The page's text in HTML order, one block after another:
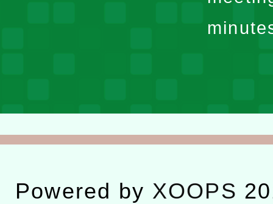
Powered by XOOPS